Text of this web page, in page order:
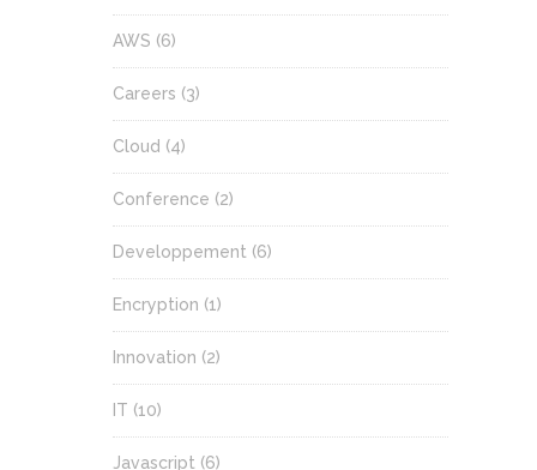
AWS (6)
Careers (3)
Cloud (4)
Conference (2)
Developpement (6)
Encryption (1)
Innovation (2)
IT (10)
Javascript (6)